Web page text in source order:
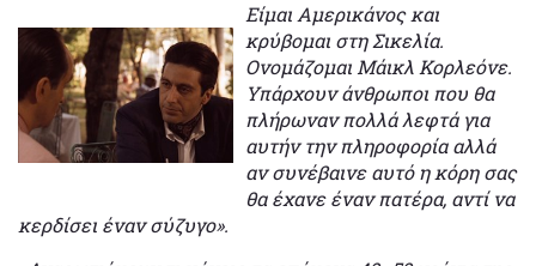
Είμαι Αμερικάνος και
κρύβομαι στη Σικελία.
Ονομάζομαι Μάικλ Κορλεόνε.
Υπάρχουν άνθρωποι που θα
πλήρωναν πολλά λεφτά για
αυτήν την πληροφορία αλλά
αν συνέβαινε αυτό η κόρη σας
θα έχανε έναν πατέρα, αντί να
κερδίσει έναν σύζυγο».